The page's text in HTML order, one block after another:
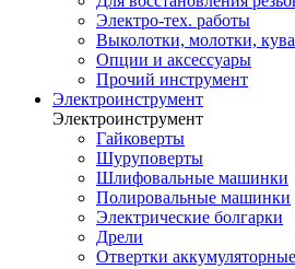
Электро-тех. работы
Выколотки, молотки,
Опции и аксессуары
Прочий инструмент
Электроинструмент
Электроинструмент
Гайковерты
Шуруповерты
Шлифовальные машинки
Полировальные машинки
Электрические болгарки
Дрели
Отвертки аккумуляторные